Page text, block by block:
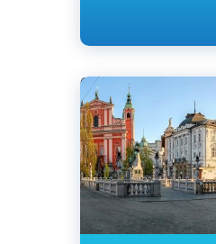
Cловенский
Английский
Любляна, Словения
Частный